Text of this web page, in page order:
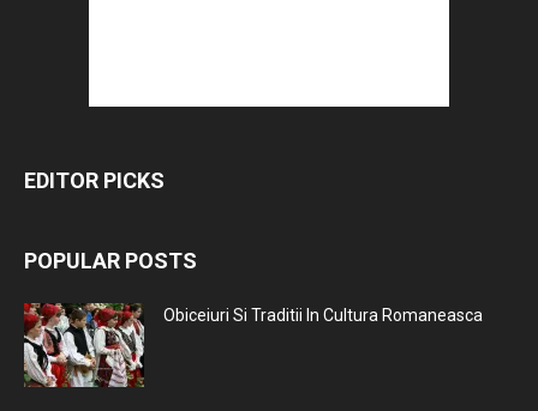
EDITOR PICKS
POPULAR POSTS
Obiceiuri Si Traditii In Cultura Romaneasca